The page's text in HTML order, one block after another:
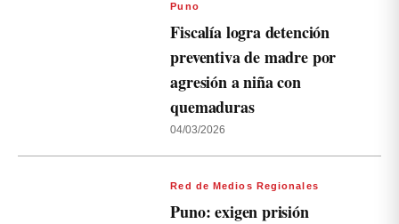
Puno
Fiscalía logra detención
preventiva de madre por
agresión a niña con
quemaduras
04/03/2026
Red de Medios Regionales
Puno: exigen prisión